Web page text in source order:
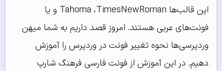
این قالب‌ها Tahoma ،TimesNewRoman و یا
فونت‌های عربی هستند. امروز قصد داریم به شما میهن
وردپرسی‌ها نحوه تغییر فونت در وردپرس را آموزش
دهیم. در این آموزش از فونت فارسی فرهنگ شارپ